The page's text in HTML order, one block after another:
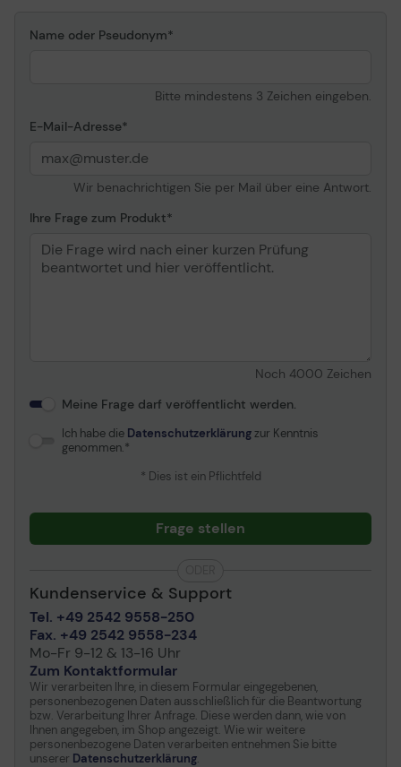
Name oder Pseudonym
Bitte mindestens 3 Zeichen eingeben.
E-Mail-Adresse
Wir benachrichtigen Sie per Mail über eine Antwort.
Ihre Frage zum Produkt
Noch 4000 Zeichen
Meine Frage darf veröffentlicht werden.
Ich habe die Datenschutzerklärungzur Kenntnis
genommen.
* Dies ist ein Pflichtfeld
Frage stellen
Kundenservice & Support
Tel. +49 2542 9558-250
Fax. +49 2542 9558-234
Mo-Fr 9-12 & 13-16 Uhr
Zum Kontaktformular
Wir verarbeiten Ihre, in diesem Formular eingegebenen,
personenbezogenen Daten ausschließlich für die Beantwortung
bzw. Verarbeitung Ihrer Anfrage. Diese werden dann, wie von
Ihnen angegeben, im Shop angezeigt. Wie wir weitere
personenbezogene Daten verarbeiten entnehmen Sie bitte
unserer Datenschutzerklärung.